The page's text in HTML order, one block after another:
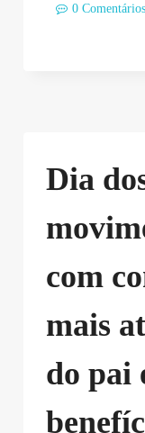
0 Comentários
Dia
com
mais
do pai